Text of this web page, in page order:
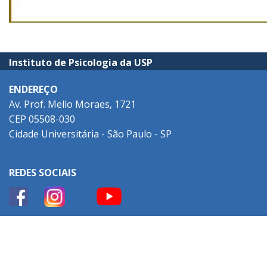
Instituto de Psicologia da USP
ENDEREÇO
Av. Prof. Mello Moraes, 1721
CEP 05508-030
Cidade Universitária - São Paulo - SP
REDES SOCIAIS